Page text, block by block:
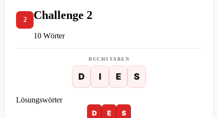
2 Challenge 2
10 Wörter
BUCHSTABEN
D I E S
Lösungswörter
D
E S